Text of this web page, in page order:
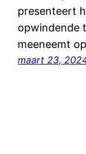
presenteert
opwindende
meeneemt
maart 23,